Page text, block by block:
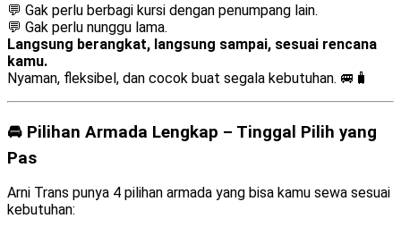
💬 Gak perlu berbagi kursi dengan penumpang lain.
💬 Gak perlu nunggu lama.
Langsung berangkat, langsung sampai, sesuai rencana
kamu.
Nyaman, fleksibel, dan cocok buat segala kebutuhan. 🚐🧳
🚘 Pilihan Armada Lengkap – Tinggal Pilih yang
Pas
Arni Trans punya 4 pilihan armada yang bisa kamu sewa sesuai
kebutuhan: